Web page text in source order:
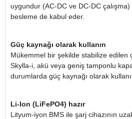
uygundur (AC-DC ve DC-DC çalışma)
besleme de kabul eder.
Güç kaynağı olarak kullanın
Mükemmel bir şekilde stabilize edilen
Skylla-i, akü veya geniş tamponlu
durumlarda güç kaynağı olarak
Li-Ion (LiFePO4) hazır
Lityum-iyon BMS ile şarj cihazının